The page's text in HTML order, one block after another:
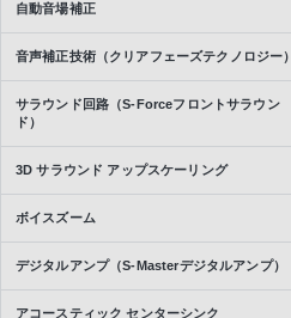
自動音場補正
音声補正技術（クリアフェーズテクノロジー）
サラウンド回路（S-Forceフロントサラウン
ド）
3D サラウンド アップスケーリング
ボイスズーム
デジタルアンプ（S-Masterデジタルアンプ）
アコースティック センターシンク